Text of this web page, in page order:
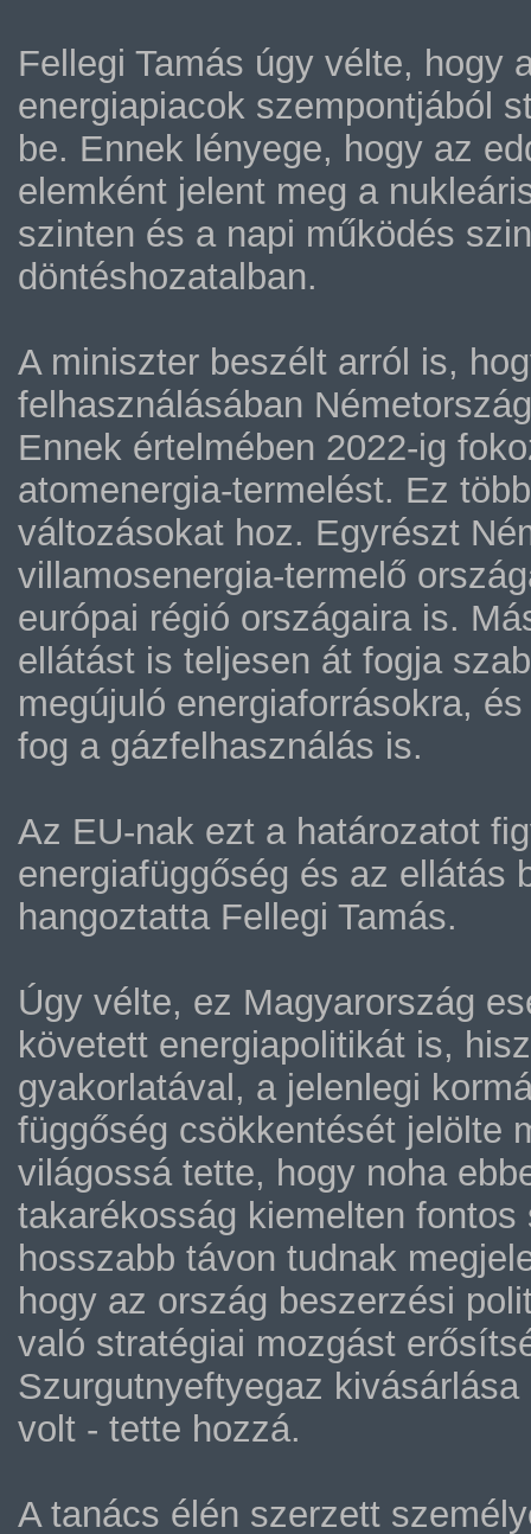
Fellegi Tamás úgy vélte, hogy
energiapiacok szempontjából
be. Ennek lényege, hogy az
elemként jelent meg a
szinten és a napi működés
döntéshozatalban.
A miniszter beszélt arról is,
felhasználásában
Ennek értelmében 2022-ig
atomenergia-termelést. Ez
változásokat hoz. Egyrészt
villamosenergia-termelő
európai régió országaira is.
ellátást is teljesen át fogja
megújuló energiaforrásokra,
fog a gázfelhasználás is.
Az EU-nak ezt a határozatot
energiafüggőség és az ellátás
hangoztatta Fellegi Tamás.
Úgy vélte, ez Magyarország
követett energiapolitikát is,
gyakorlatával, a jelenlegi
függőség csökkentését jelölte
világossá tette, hogy noha
takarékosság kiemelten
hosszabb távon tudnak
hogy az ország beszerzési
való stratégiai mozgást
Szurgutnyeftyegaz
volt - tette hozzá.
A tanács élén szerzett